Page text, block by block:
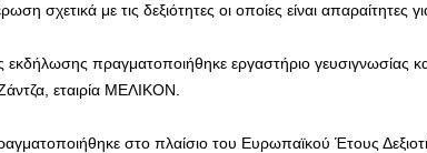
σχετικά με τις δεξιότητες οι οποίες είναι απαραίτητες
εκδήλωσης πραγματοποιήθηκε εργαστήριο γευσιγνωσίας
εταιρία ΜΕΛΙΚΟΝ.
στο πλαίσιο του Ευρωπαϊκού Έτους